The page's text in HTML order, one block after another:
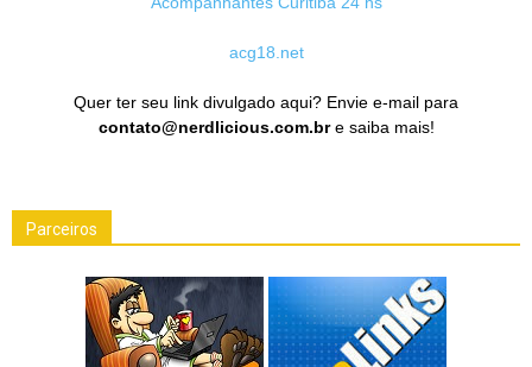
acg18.net
Quer ter seu link divulgado aqui? Envie e-mail para
contato@nerdlicious.com.bre saiba mais!
Parceiros